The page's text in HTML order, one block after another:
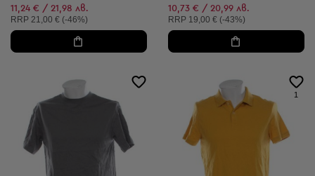
11,24 € / 21,98 лв.
Препоръчителна цена:
RRP 21,00 € (-46%)
10,73 € / 20,99 лв.
Препоръчителна цена:
RRP 19,00 € (-43%)
1